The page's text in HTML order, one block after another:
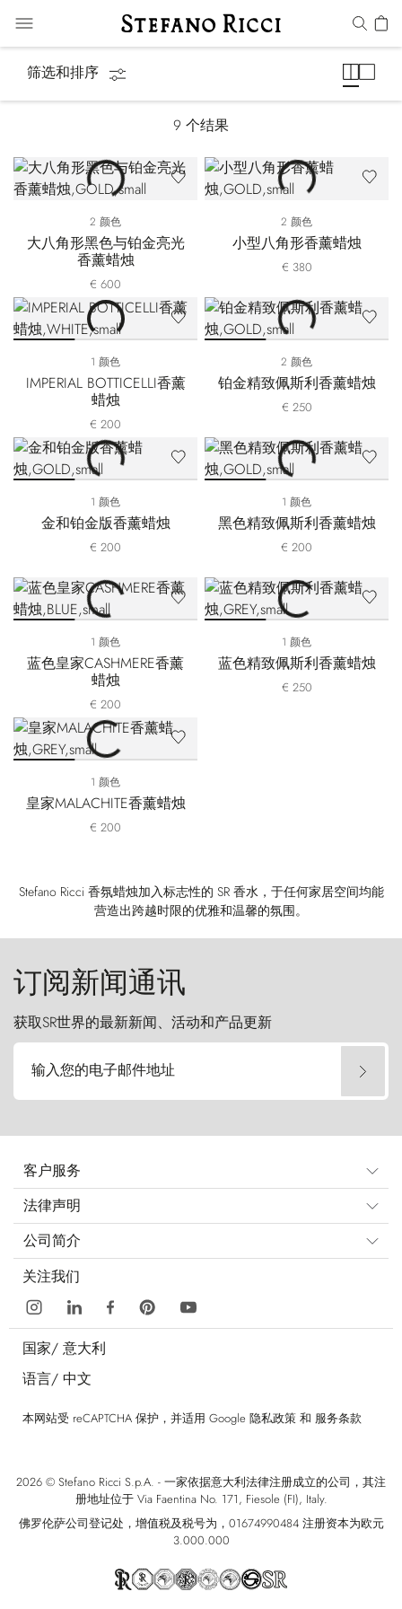
筛选和排序
9 个结果
2 颜色
大八角形黑色与铂金亮光
香薰蜡烛
€ 600
2 颜色
小型八角形香薰蜡烛
€ 380
1 颜色
IMPERIAL BOTTICELLI香薰
蜡烛
€ 200
2 颜色
铂金精致佩斯利香薰蜡烛
€ 250
1 颜色
金和铂金版香薰蜡烛
€ 200
1 颜色
黑色精致佩斯利香薰蜡烛
€ 200
1 颜色
蓝色皇家CASHMERE香薰
蜡烛
€ 200
1 颜色
蓝色精致佩斯利香薰蜡烛
€ 250
1 颜色
皇家MALACHITE香薰蜡烛
€ 200
Stefano Ricci 香氛蜡烛加入标志性的 SR 香水，于任何家居空间均能
营造出跨越时限的优雅和温馨的氛围。
订阅新闻通讯
获取SR世界的最新新闻、活动和产品更新
输入您的电子邮件地址
客户服务
法律声明
公司简介
关注我们
国家/ 意大利
语言/ 中文
本网站受 reCAPTCHA 保护，并适用 Google 隐私政策 和 服务条款
2026 © Stefano Ricci S.p.A. - 一家依据意大利法律注册成立的公司，其注
册地址位于 Via Faentina No. 171, Fiesole (FI), Italy.
佛罗伦萨公司登记处，增值税及税号为，01674990484 注册资本为欧元
3.000.000